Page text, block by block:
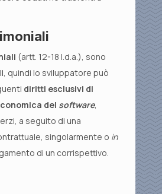
(artt. 12-18 l.d.a.), sono
, quindi lo sviluppatore può
diritti esclusivi di
del software,
a seguito di una
singolarmente o in
di un corrispettivo.